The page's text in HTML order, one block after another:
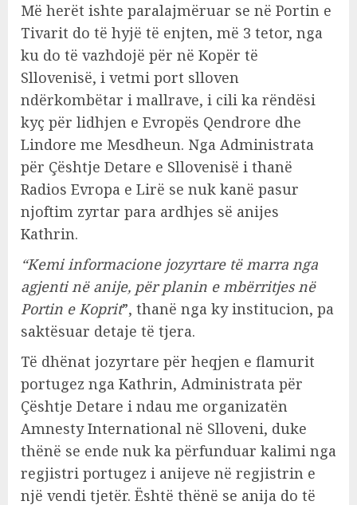
Më herët ishte paralajmëruar se në Portin e
Tivarit do të hyjë të enjten, më 3 tetor, nga
ku do të vazhdojë për në Kopër të
Sllovenisë, i vetmi port slloven
ndërkombëtar i mallrave, i cili ka rëndësi
kyç për lidhjen e Evropës Qendrore dhe
Lindore me Mesdheun. Nga Administrata
për Çështje Detare e Sllovenisë i thanë
Radios Evropa e Lirë se nuk kanë pasur
njoftim zyrtar para ardhjes së anijes
Kathrin.
“Kemi informacione jozyrtare të marra nga
agjenti në anije, për planin e mbërritjes në
Portin e Koprit”, thanë nga ky institucion, pa
saktësuar detaje të tjera.
Të dhënat jozyrtare për heqjen e flamurit
portugez nga Kathrin, Administrata për
Çështje Detare i ndau me organizatën
Amnesty International në Slloveni, duke
thënë se ende nuk ka përfunduar kalimi nga
regjistri portugez i anijeve në regjistrin e
një vendi tjetër. Është thënë se anija do të